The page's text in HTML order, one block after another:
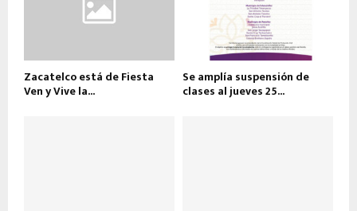
Zacatelco está de Fiesta
Ven y Vive la...
Se amplía suspensión de
clases al jueves 25...